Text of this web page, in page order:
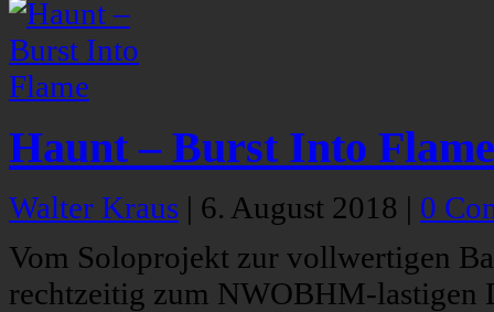
Haunt – Burst Into Flame
Walter Kraus | 6. August 2018 | 0
Vom Soloprojekt zur vollwertigen
rechtzeitig zum NWOBHM-lastigen